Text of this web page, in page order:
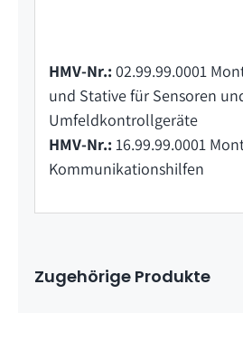
HMV-Nr.: 02.99.99.0001
und Stative für Sensoren
Umfeldkontrollgeräte
HMV-Nr.: 16.99.99.0001
Kommunikationshilfen
Zugehörige Produkte